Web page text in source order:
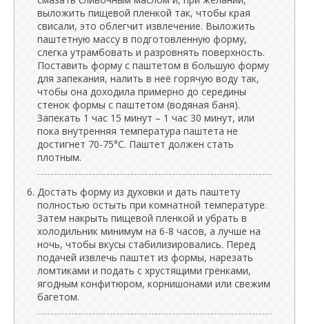
выложить пищевой пленкой так, чтобы края
свисали, это облегчит извлечение. Выложить
паштетную массу в подготовленную форму,
слегка утрамбовать и разровнять поверхность.
Поставить форму с паштетом в большую форму
для запекания, налить в неё горячую воду так,
чтобы она доходила примерно до середины
стенок формы с паштетом (водяная баня).
Запекать 1 час 15 минут – 1 час 30 минут, или
пока внутренняя температура паштета не
достигнет 70-75°C. Паштет должен стать
плотным.
Достать форму из духовки и дать паштету
полностью остыть при комнатной температуре.
Затем накрыть пищевой пленкой и убрать в
холодильник минимум на 6-8 часов, а лучше на
ночь, чтобы вкусы стабилизировались. Перед
подачей извлечь паштет из формы, нарезать
ломтиками и подать с хрустящими гренками,
ягодным конфитюром, корнишонами или свежим
багетом.